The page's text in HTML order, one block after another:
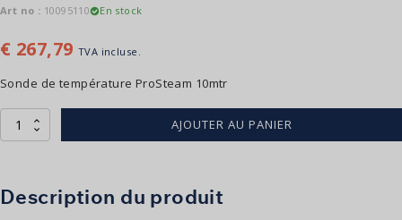
Art no : 10095110 En stock
€ 267,79 TVA incluse.
Sonde de température ProSteam 10mtr
quantité
de
ProSteam
|
AJOUTER AU PANIER
Description du produit